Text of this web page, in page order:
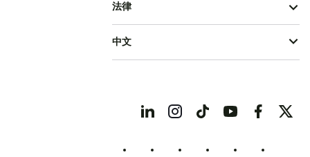
法律
中文